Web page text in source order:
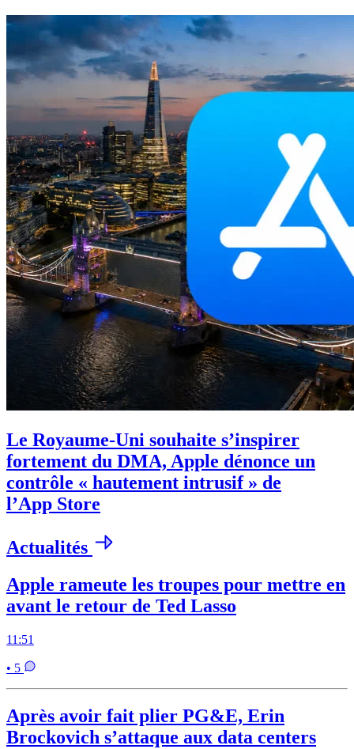
Le Royaume-Uni souhaite s’inspirer
fortement du DMA, Apple dénonce un
contrôle « hautement intrusif » de
l’App Store
Actualités
Apple rameute les troupes pour mettre en
avant le retour de Ted Lasso
11:51
• 5
Après avoir fait plier PG&E, Erin
Brockovich s’attaque aux data centers